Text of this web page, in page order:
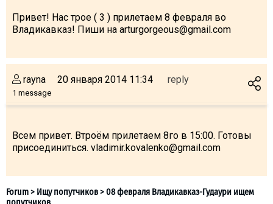
Привет! Нас трое ( 3 ) прилетаем 8 февраля во
Владикавказ! Пиши на arturgorgeous@gmail.com
rayna
1 message
20 января 2014 11:34 reply
Всем привет. Втроём прилетаем 8го в 15:00. Готовы
присоединиться. vladimir.kovalenko@gmail.com
Kazbegi
Other
GEORGIA
About Georgia
Visas
Local money
Gallery
Travel reports